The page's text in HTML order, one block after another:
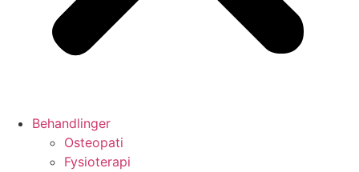
Behandlinger
Osteopati
Fysioterapi